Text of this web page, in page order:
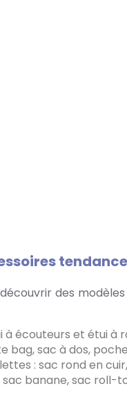
des
écouteurs et étui à
bag, sac à dos,
: sac rond en
sac banane, sac